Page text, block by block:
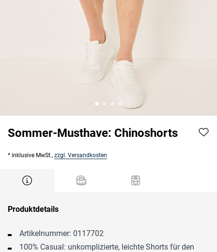
Sommer-Musthave: Chinoshorts
* inklusive MwSt., zzgl. Versandkosten
Produktdetails
Artikelnummer: 0117702
100% Casual: unkomplizierte, leichte Shorts für den